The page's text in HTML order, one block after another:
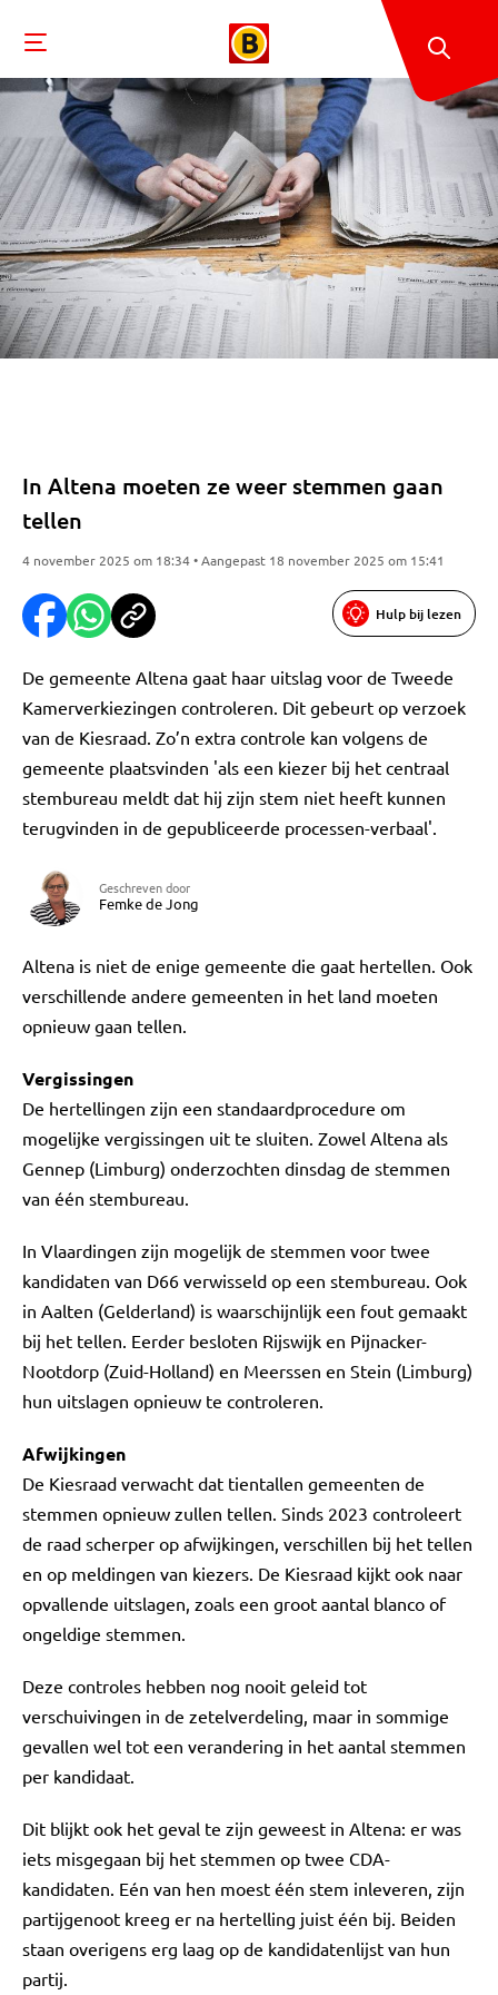
In Altena moeten ze weer stemmen gaan
tellen
4 november 2025 om 18:34 • Aangepast 18 november 2025 om 15:41
Hulp bij lezen
De gemeente Altena gaat haar uitslag voor de Tweede
Kamerverkiezingen controleren. Dit gebeurt op verzoek
van de Kiesraad. Zo’n extra controle kan volgens de
gemeente plaatsvinden 'als een kiezer bij het centraal
stembureau meldt dat hij zijn stem niet heeft kunnen
terugvinden in de gepubliceerde processen-verbaal'.
Geschreven door
Femke de Jong
Altena is niet de enige gemeente die gaat hertellen. Ook
verschillende andere gemeenten in het land moeten
opnieuw gaan tellen.
Vergissingen
De hertellingen zijn een standaardprocedure om
mogelijke vergissingen uit te sluiten. Zowel Altena als
Gennep (Limburg) onderzochten dinsdag de stemmen
van één stembureau.
In Vlaardingen zijn mogelijk de stemmen voor twee
kandidaten van D66 verwisseld op een stembureau. Ook
in Aalten (Gelderland) is waarschijnlijk een fout gemaakt
bij het tellen. Eerder besloten Rijswijk en Pijnacker-
Nootdorp (Zuid-Holland) en Meerssen en Stein (Limburg)
hun uitslagen opnieuw te controleren.
Afwijkingen
De Kiesraad verwacht dat tientallen gemeenten de
stemmen opnieuw zullen tellen. Sinds 2023 controleert
de raad scherper op afwijkingen, verschillen bij het tellen
en op meldingen van kiezers. De Kiesraad kijkt ook naar
opvallende uitslagen, zoals een groot aantal blanco of
ongeldige stemmen.
Deze controles hebben nog nooit geleid tot
verschuivingen in de zetelverdeling, maar in sommige
gevallen wel tot een verandering in het aantal stemmen
per kandidaat.
Dit blijkt ook het geval te zijn geweest in Altena: er was
iets misgegaan bij het stemmen op twee CDA-
kandidaten. Eén van hen moest één stem inleveren, zijn
partijgenoot kreeg er na hertelling juist één bij. Beiden
staan overigens erg laag op de kandidatenlijst van hun
partij.